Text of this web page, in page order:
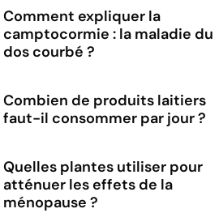
Comment expliquer la
camptocormie : la maladie du
dos courbé ?
Combien de produits laitiers
faut-il consommer par jour ?
Quelles plantes utiliser pour
atténuer les effets de la
ménopause ?